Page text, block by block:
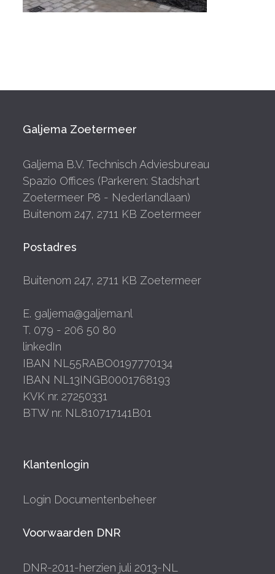
Galjema Zoetermeer
Galjema B.V. Technisch Adviesbureau
Spazio Offices (Parkeren: Stadshart
Zoetermeer P8 - Nederlandlaan)
Buitenom 247, 2711 KB Zoetermeer
Postadres
Buitenom 247, 2711 KB Zoetermeer
E. galjema@galjema.nl
T. 079 - 206 50 80
linkedIn
IBAN NL55RABO0197770134
IBAN NL13INGB0001768193
KVK nr. 27250331
BTW nr. NL810717141B01
Klantenlogin
Login Documentenbeheer
Voorwaarden DNR
DNR-2011-herzien juli 2013-NL